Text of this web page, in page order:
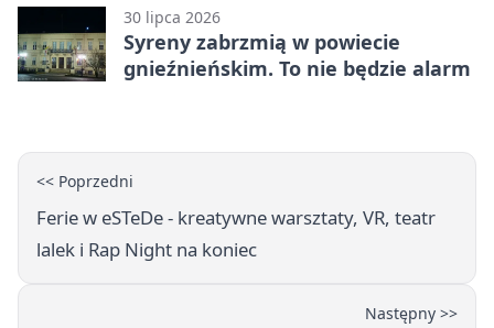
30 lipca 2026
Syreny zabrzmią w powiecie
gnieźnieńskim. To nie będzie alarm
<< Poprzedni
Ferie w eSTeDe - kreatywne warsztaty, VR, teatr
lalek i Rap Night na koniec
Następny >>